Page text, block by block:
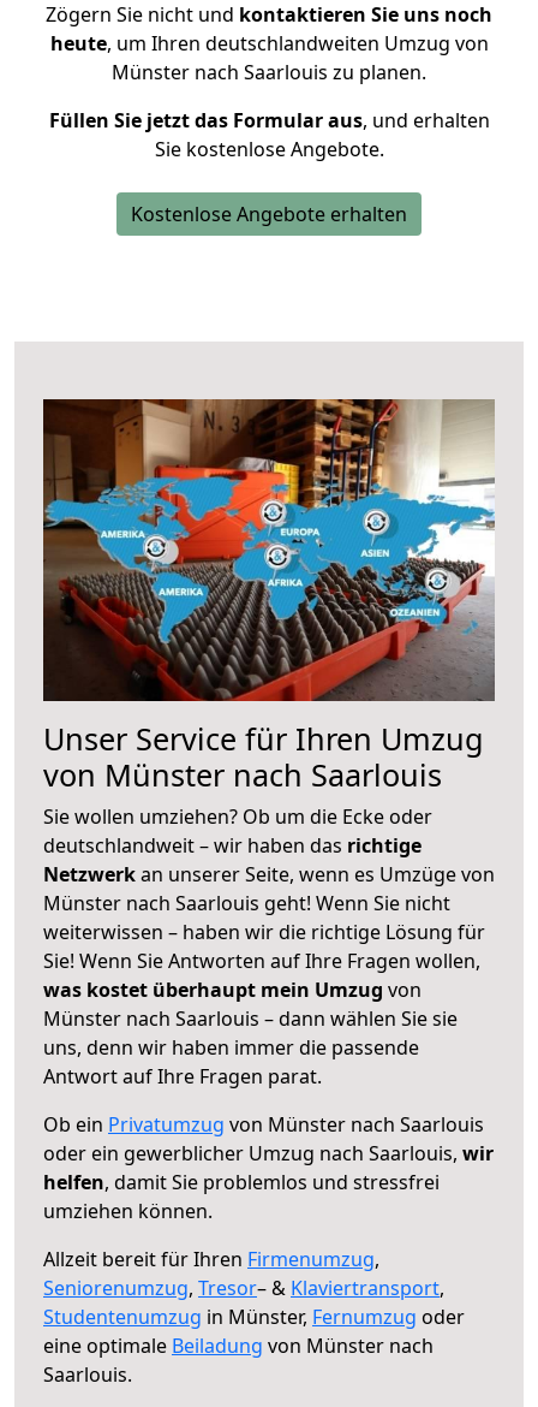
Zögern Sie nicht und kontaktieren Sie uns noch
heute, um Ihren deutschlandweiten Umzug von
Münster nach Saarlouis zu planen.
Füllen Sie jetzt das Formular aus, und erhalten
Sie kostenlose Angebote.
Kostenlose Angebote erhalten
Unser Service für Ihren Umzug
von Münster nach Saarlouis
Sie wollen umziehen? Ob um die Ecke oder
deutschlandweit – wir haben das richtige
Netzwerkan unserer Seite, wenn es Umzüge von
Münster nach Saarlouis geht! Wenn Sie nicht
weiterwissen – haben wir die richtige Lösung für
Sie! Wenn Sie Antworten auf Ihre Fragen wollen,
was kostet überhaupt mein Umzug von
Münster nach Saarlouis – dann wählen Sie sie
uns, denn wir haben immer die passende
Antwort auf Ihre Fragen parat.
Ob ein Privatumzug von Münster nach Saarlouis
oder ein gewerblicher Umzug nach Saarlouis, wir
helfen, damit Sie problemlos und stressfrei
umziehen können.
Allzeit bereit für Ihren Firmenumzug,
Seniorenumzug, Tresor– & Klaviertransport,
Studentenumzug in Münster, Fernumzug oder
eine optimale Beiladung von Münster nach
Saarlouis.